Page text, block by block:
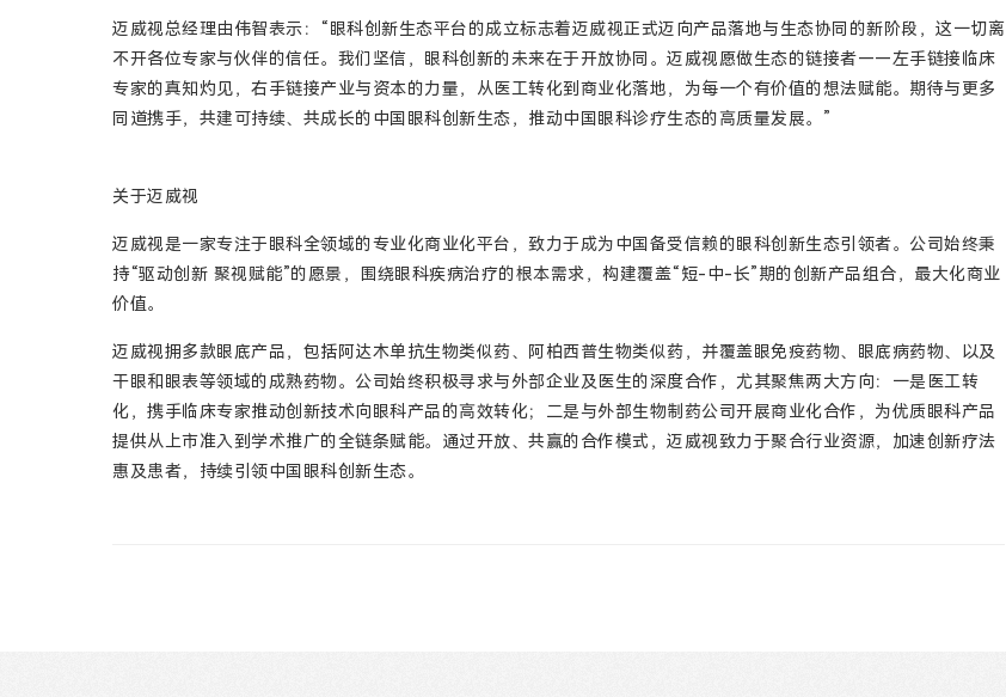
迈威视总经理由伟智表示：“眼科创新生态平台的成立标志着迈威视正式迈向产品落地与生态协同的新阶段，这一切离
不开各位专家与伙伴的信任。我们坚信，眼科创新的未来在于开放协同。迈威视愿做生态的链接者——左手链接临床
专家的真知灼见，右手链接产业与资本的力量，从医工转化到商业化落地，为每一个有价值的想法赋能。期待与更多
同道携手，共建可持续、共成长的中国眼科创新生态，推动中国眼科诊疗生态的高质量发展。”
关于迈威视
迈威视是一家专注于眼科全领域的专业化商业化平台，致力于成为中国备受信赖的眼科创新生态引领者。公司始终秉
持“驱动创新 聚视赋能”的愿景，围绕眼科疾病治疗的根本需求，构建覆盖“短-中-长”期的创新产品组合，最大化商业
价值。
迈威视拥多款眼底产品，包括阿达木单抗生物类似药、阿柏西普生物类似药，并覆盖眼免疫药物、眼底病药物、以及
干眼和眼表等领域的成熟药物。公司始终积极寻求与外部企业及医生的深度合作，尤其聚焦两大方向：一是医工转
化，携手临床专家推动创新技术向眼科产品的高效转化；二是与外部生物制药公司开展商业化合作，为优质眼科产品
提供从上市准入到学术推广的全链条赋能。通过开放、共赢的合作模式，迈威视致力于聚合行业资源，加速创新疗法
惠及患者，持续引领中国眼科创新生态。